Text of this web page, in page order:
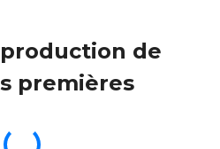
de
premières